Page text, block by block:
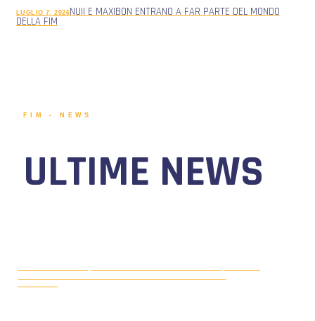
LUGLIO 7, 2026NUII E MAXIBON ENTRANO A FAR PARTE DEL MONDO
DELLA FIM
FIM - NEWS
ULTIME NEWS
VIVERONE!